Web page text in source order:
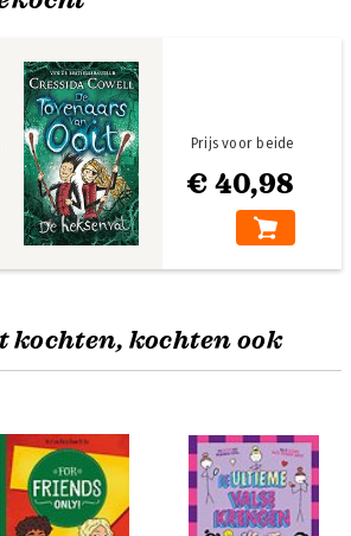
€ 40,98
Prijs voor beide
kochten, kochten ook